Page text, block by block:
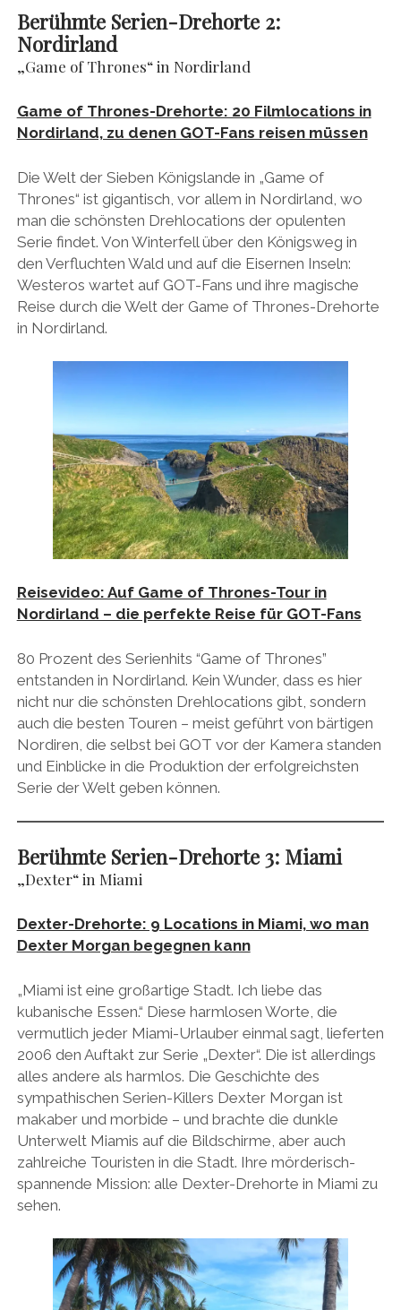
Berühmte Serien-Drehorte 2:
Nordirland
„Game of Thrones“ in Nordirland
Game of Thrones-Drehorte: 20 Filmlocations in
Nordirland, zu denen GOT-Fans reisen müssen
Die Welt der Sieben Königslande in „Game of
Thrones“ ist gigantisch, vor allem in Nordirland, wo
man die schönsten Drehlocations der opulenten
Serie findet. Von Winterfell über den Königsweg in
den Verfluchten Wald und auf die Eisernen Inseln:
Westeros wartet auf GOT-Fans und ihre magische
Reise durch die Welt der Game of Thrones-Drehorte
in Nordirland.
Reisevideo: Auf Game of Thrones-Tour in
Nordirland – die perfekte Reise für GOT-Fans
80 Prozent des Serienhits “Game of Thrones”
entstanden in Nordirland. Kein Wunder, dass es hier
nicht nur die schönsten Drehlocations gibt, sondern
auch die besten Touren – meist geführt von bärtigen
Nordiren, die selbst bei GOT vor der Kamera standen
und Einblicke in die Produktion der erfolgreichsten
Serie der Welt geben können.
Berühmte Serien-Drehorte 3: Miami
„Dexter“ in Miami
Dexter-Drehorte: 9 Locations in Miami, wo man
Dexter Morgan begegnen kann
„Miami ist eine großartige Stadt. Ich liebe das
kubanische Essen.“ Diese harmlosen Worte, die
vermutlich jeder Miami-Urlauber einmal sagt, lieferten
2006 den Auftakt zur Serie „Dexter“. Die ist allerdings
alles andere als harmlos. Die Geschichte des
sympathischen Serien-Killers Dexter Morgan ist
makaber und morbide – und brachte die dunkle
Unterwelt Miamis auf die Bildschirme, aber auch
zahlreiche Touristen in die Stadt. Ihre mörderisch-
spannende Mission: alle Dexter-Drehorte in Miami zu
sehen.